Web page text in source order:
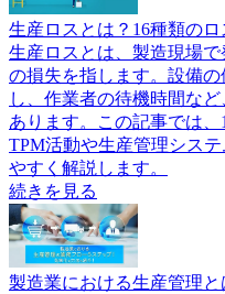
生産ロスとは？16種類の
生産ロスとは、製造現場
の損失を指します。設備
し、作業者の待機時間な
あります。この記事では、
TPM活動や生産管理シス
やすく解説します。
続きを見る
製造業における生産管理